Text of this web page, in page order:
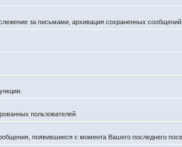
за письмами, архивация сохраненных сообщений.
пользователей.
появившиеся с момента Вашего последнего